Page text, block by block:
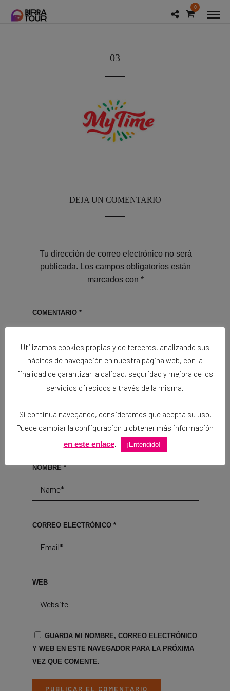
0
03
DEJA UN COMENTARIO
Tu dirección de correo electrónico no será
publicada. Los campos obligatorios están
marcados con*
COMENTARIO *
NOMBRE*
CORREO ELECTRÓNICO *
WEB
GUARDA MI NOMBRE, CORREO ELECTRÓNICO
Y WEB EN ESTE NAVEGADOR PARA LA PRÓXIMA
VEZ QUE COMENTE.
Utilizamos cookies propias y de terceros, analizando sus
hábitos de navegación en nuestra página web, con la
finalidad de garantizar la calidad, seguridad y mejora de los
servicios ofrecidos a través de la misma.
Si continua navegando, consideramos que acepta su uso.
Puede cambiar la configuración u obtener más información
en este enlace. ¡Entendido!